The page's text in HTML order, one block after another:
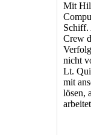
Mit
Schiff.
Crew
nicht
Lt.
mit
lösen,